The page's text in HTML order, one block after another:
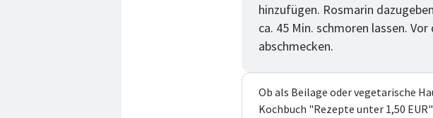
hinzufügen. Rosmarin
ca. 45 Min. schmoren lassen.
abschmecken.
Ob als Beilage oder vegetarische
Kochbuch "Rezepte unter 1,50